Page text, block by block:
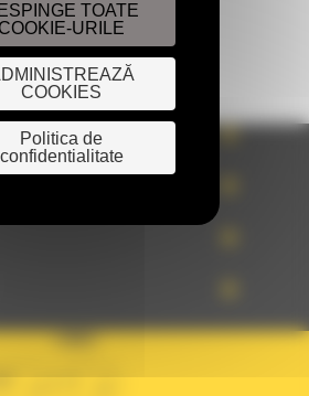
LIMBA
ro
TOATE
COOKIE-URILE
COOKIES
Politica de
confidentialitate